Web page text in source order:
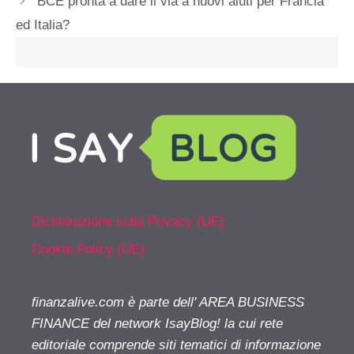
ed Italia?
Dichiarazione sulla Privacy (UE)
Cookie Policy (UE)
finanzalive.com è parte dell' AREA BUSINESS
FINANCE del network IsayBlog! la cui rete
editoriale comprende siti tematici di informazione